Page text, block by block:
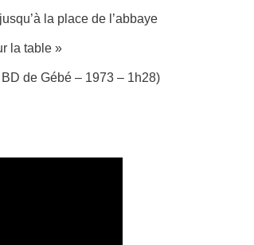
la place de l’abbaye
la table »
de Gébé – 1973 – 1h28)